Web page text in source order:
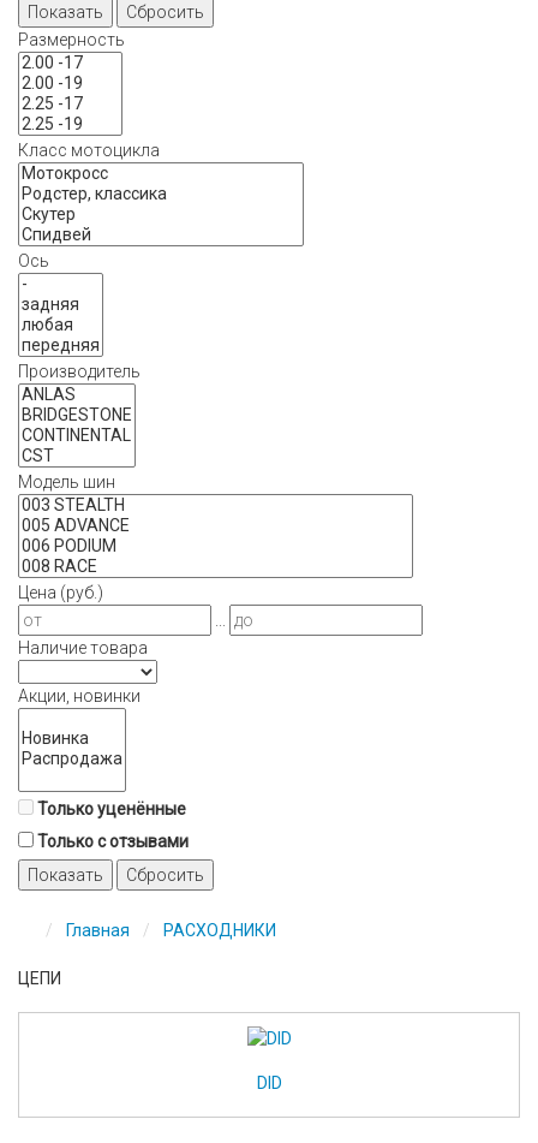
Показать
Сбросить
Размерность
Класс мотоцикла
Ось
Производитель
Модель шин
Цена (руб.)
Наличие товара
Акции, новинки
Только уценённые
Только с отзывами
Показать
Сбросить
Главная РАСХОДНИКИ
ЦЕПИ
DID